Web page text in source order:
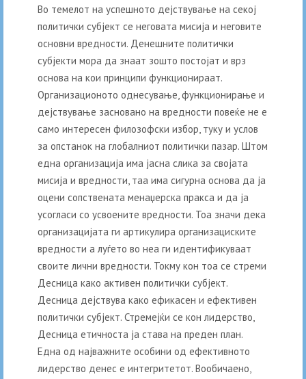
Во темелот на успешното дејствување на секој
политички субјект се неговата мисија и неговите
основни вредности. Денешните политички
субјекти мора да знаат зошто постојат и врз
основа на кои принципи функционираат.
Организационото однесување, функционирање и
дејствување засновано на вредности повеќе не е
само интересен филозофски избор, туку и услов
за опстанок на глобалниот политички пазар. Штом
една организација има јасна слика за својата
мисија и вредности, таа има сигурна основа да ја
оцени сопствената менаџерска пракса и да ја
усогласи со усвоените вредности. Тоа значи дека
организацијата ги артикулира организациските
вредности а луѓето во неа ги идентификуваат
своите лични вредности. Токму кон тоа се стреми
Десница како активен политички субјект.
Десница дејствува како ефикасен и ефективен
политички субјект. Стремејќи се кон лидерство,
Десница етичноста ја става на преден план.
Една од најважните особини од ефективното
лидерство денес е интегритетот. Вообичаено,